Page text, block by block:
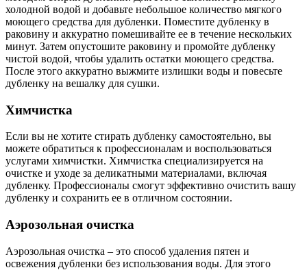
холодной водой и добавьте небольшое количество мягкого
моющего средства для дубленки. Поместите дубленку в
раковину и аккуратно помешивайте ее в течение нескольких
минут. Затем опустошите раковину и промойте дубленку
чистой водой, чтобы удалить остатки моющего средства.
После этого аккуратно выжмите излишки воды и повесьте
дубленку на вешалку для сушки.
Химчистка
Если вы не хотите стирать дубленку самостоятельно, вы
можете обратиться к профессионалам и воспользоваться
услугами химчистки. Химчистка специализируется на
очистке и уходе за деликатными материалами, включая
дубленку. Профессионалы смогут эффективно очистить вашу
дубленку и сохранить ее в отличном состоянии.
Аэрозольная очистка
Аэрозольная очистка – это способ удаления пятен и
освежения дубленки без использования воды. Для этого